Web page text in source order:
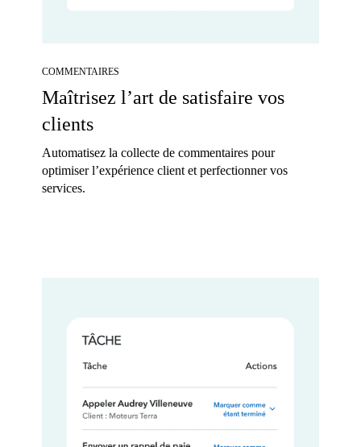
COMMENTAIRES
Maîtrisez l’art de satisfaire vos
clients
Automatisez la collecte de commentaires pour
optimiser l’expérience client et perfectionner vos
services.